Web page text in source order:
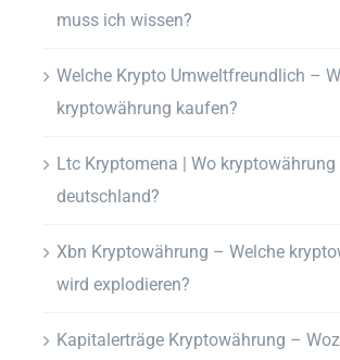
muss ich wissen?
Welche Krypto Umweltfreundlich –
kryptowährung kaufen?
Ltc Kryptomena | Wo
deutschland?
Xbn Kryptowährung – Welche
wird explodieren?
Kapitalerträge Kryptowährung –